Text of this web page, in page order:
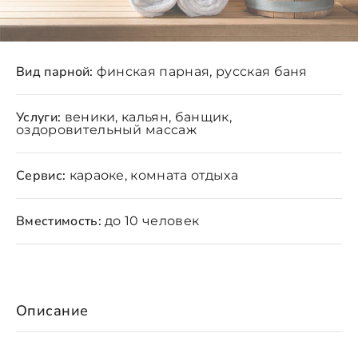
Описание
Вид парной: финская парная, русская баня
Услуги: веники, кальян, банщик,
оздоровительный массаж
Сервис: караоке, комната отдыха
Вместимость: до 10 человек